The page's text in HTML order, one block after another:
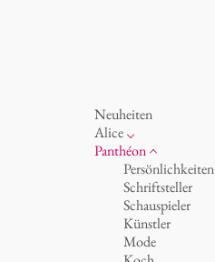
Neuheiten
Alice
Porzellan
Ozean
Tassen 'Glam' weiß
Tassen - weiß
Tassen 'Glam'
Tassen 'de Luxe'
Panthéon
Persönlichkeiten
Schriftsteller
Schauspieler
Künstler
Mode